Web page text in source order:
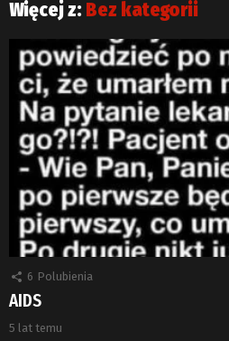
Więcej z: Bez kategorii
6 Polubienia
AIDS
5 lat temu